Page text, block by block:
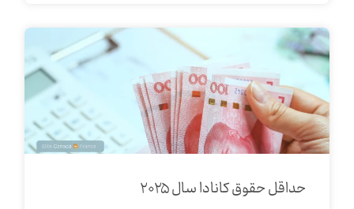
حداقل حقوق کانادا سال ۲۰۲۵